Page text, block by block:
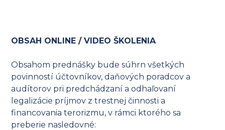
OBSAH ONLINE / VIDEO ŠKOLENIA
Obsahom prednášky bude súhrn všetkých
povinností účtovníkov, daňových poradcov a
audítorov pri predchádzaní a odhaľovaní
legalizácie príjmov z trestnej činnosti a
financovania terorizmu, v rámci ktorého sa
preberie nasledovné: